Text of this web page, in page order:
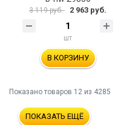
3 119 руб. 2 963 руб.
шт
В КОРЗИНУ
Показано товаров 12 из 4285
ПОКАЗАТЬ ЕЩЁ